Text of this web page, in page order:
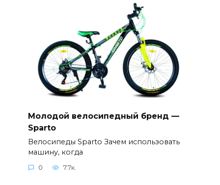
Молодой велосипедный бренд —
Sparto
Велосипеды Sparto Зачем использовать
машину, когда
0 7.7к.